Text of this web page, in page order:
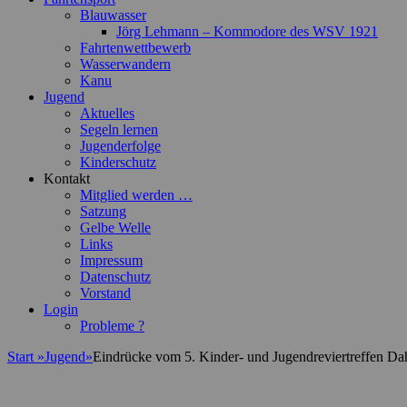
Blauwasser
Jörg Lehmann – Kommodore des WSV 1921
Fahrtenwettbewerb
Wasserwandern
Kanu
Jugend
Aktuelles
Segeln lernen
Jugenderfolge
Kinderschutz
Kontakt
Mitglied werden …
Satzung
Gelbe Welle
Links
Impressum
Datenschutz
Vorstand
Login
Probleme ?
Start »Jugend»Eindrücke vom 5. Kinder- und Jugendreviertreffen